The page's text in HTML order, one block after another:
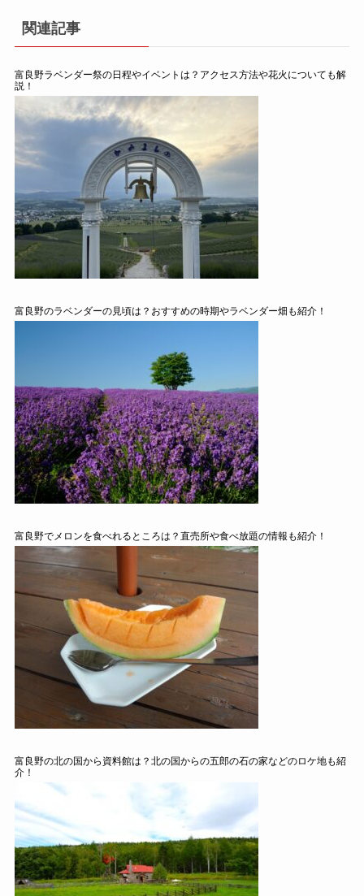
関連記事
富良野ラベンダー祭の日程やイベントは？アクセス方法や花火についても解
説！
富良野のラベンダーの見頃は？おすすめの時期やラベンダー畑も紹介！
富良野でメロンを食べれるところは？直売所や食べ放題の情報も紹介！
富良野の北の国から資料館は？北の国からの五郎の石の家などのロケ地も紹
介！